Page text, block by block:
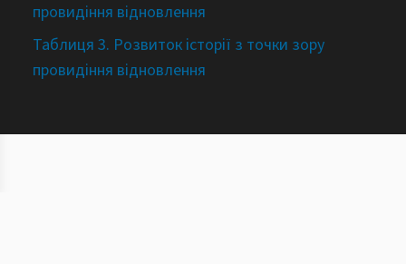
провидіння відновлення
Таблиця 3. Розвиток історії з точки зору
провидіння відновлення